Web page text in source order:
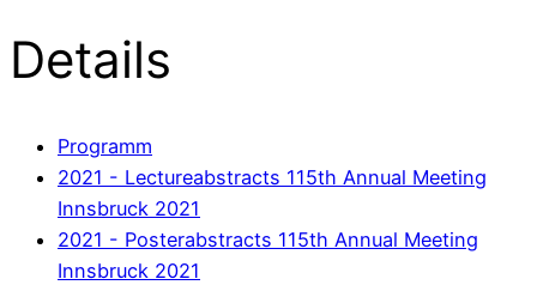
Details
Programm
2021 - Lectureabstracts 115th Annual Meeting
Innsbruck 2021
2021 - Posterabstracts 115th Annual Meeting
Innsbruck 2021